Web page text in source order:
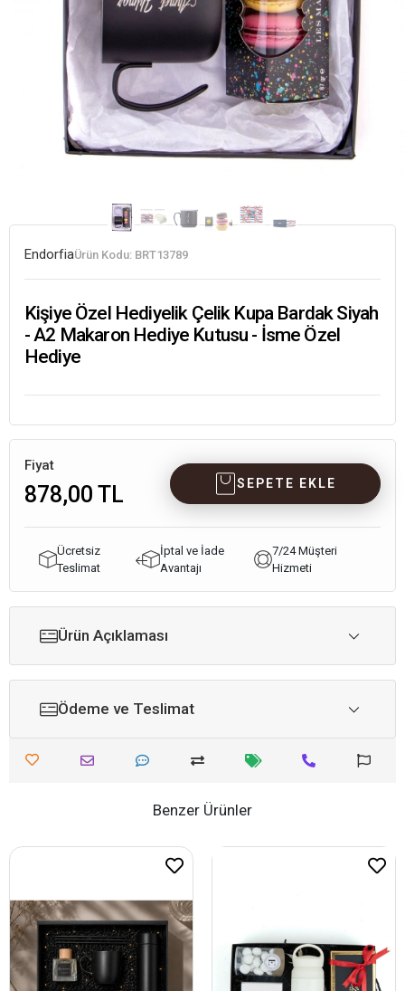
EndorfiaÜrün Kodu: BRT13789
Kişiye Özel Hediyelik Çelik Kupa Bardak Siyah
- A2 Makaron Hediye Kutusu - İsme Özel
Hediye
Fiyat
878,00 TL SEPETE EKLE
Ücretsiz
Teslimat
İptal ve İade
Avantajı
7/24 Müşteri
Hizmeti
Ürün Açıklaması
Ödeme ve Teslimat
Benzer Ürünler